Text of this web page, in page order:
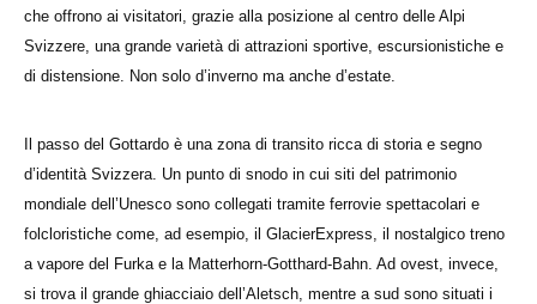
che offrono ai visitatori, grazie alla posizione al centro delle Alpi
Svizzere, una grande varietà di attrazioni sportive, escursionistiche e
di distensione. Non solo d’inverno ma anche d’estate.
Il passo del Gottardo è una zona di transito ricca di storia e segno
d’identità Svizzera. Un punto di snodo in cui siti del patrimonio
mondiale dell’Unesco sono collegati tramite ferrovie spettacolari e
folcloristiche come, ad esempio, il GlacierExpress, il nostalgico treno
a vapore del Furka e la Matterhorn-Gotthard-Bahn. Ad ovest, invece,
si trova il grande ghiacciaio dell’Aletsch, mentre a sud sono situati i